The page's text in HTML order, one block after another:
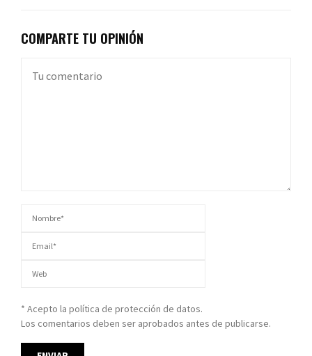
COMPARTE TU OPINIÓN
* Acepto la política de protección de datos.
Los comentarios deben ser aprobados antes de publicarse.